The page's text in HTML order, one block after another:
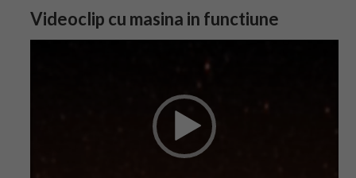
Videoclip cu masina in functiune